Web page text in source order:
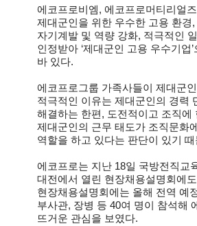
에코프로비엠, 에코프로머티리얼
제대군인을 위한 우수한 고용 환경,
자기계발 및 역량 강화, 적극적인
인정받아 ‘제대군인 고용 우수기업
바 있다.
에코프로그룹 가족사들이 제대군인
적극적인 이유는 제대군인의 경력
해결하는 한편, 도전적이고 조직에
제대군인의 근무 태도가 조직문화
역할을 하고 있다는 판단이 있기 때
에코프로는 지난 18일 국방전직교
대전에서 열린 현장채용설명회에
현장채용설명회에는 올해 전역 예
부사관, 장병 등 40여 명이 참석해
뜨거운 관심을 보였다.